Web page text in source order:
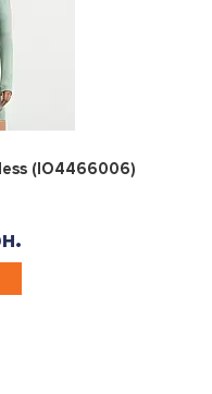
0
(IO4466006)